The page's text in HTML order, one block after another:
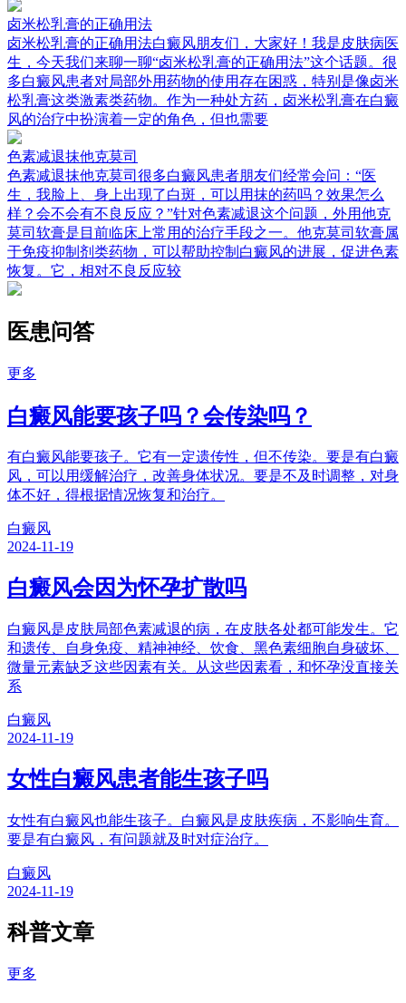
卤米松乳膏的正确用法
卤米松乳膏的正确用法白癜风朋友们，大家好！我是皮肤病医
生，今天我们来聊一聊“卤米松乳膏的正确用法”这个话题。很
多白癜风患者对局部外用药物的使用存在困惑，特别是像卤米
松乳膏这类激素类药物。作为一种处方药，卤米松乳膏在白癜
风的治疗中扮演着一定的角色，但也需要
色素减退抹他克莫司
色素减退抹他克莫司很多白癜风患者朋友们经常会问：“医
生，我脸上、身上出现了白斑，可以用抹的药吗？效果怎么
样？会不会有不良反应？”针对色素减退这个问题，外用他克
莫司软膏是目前临床上常用的治疗手段之一。他克莫司软膏属
于免疫抑制剂类药物，可以帮助控制白癜风的进展，促进色素
恢复。它，相对不良反应较
医患问答
更多
白癜风能要孩子吗？会传染吗？
有白癜风能要孩子。它有一定遗传性，但不传染。要是有白癜
风，可以用缓解治疗，改善身体状况。要是不及时调整，对身
体不好，得根据情况恢复和治疗。
白癜风
2024-11-19
白癜风会因为怀孕扩散吗
白癜风是皮肤局部色素减退的病，在皮肤各处都可能发生。它
和遗传、自身免疫、精神神经、饮食、黑色素细胞自身破坏、
微量元素缺乏这些因素有关。从这些因素看，和怀孕没直接关
系
白癜风
2024-11-19
女性白癜风患者能生孩子吗
女性有白癜风也能生孩子。白癜风是皮肤疾病，不影响生育。
要是有白癜风，有问题就及时对症治疗。
白癜风
2024-11-19
科普文章
更多